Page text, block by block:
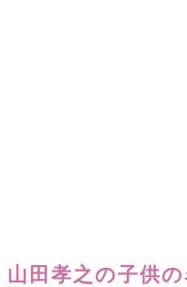
山田孝之の子供